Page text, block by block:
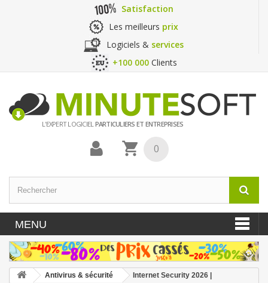
Satisfaction
Les meilleurs prix
Logiciels & services
+100 000 Clients
L'EXPERT LOGICIELPARTICULIERS ET ENTREPRISES
0
MENU
Antivirus & sécurité
Internet Security 2026 |